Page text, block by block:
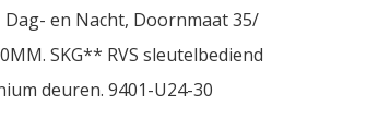
en Nacht, Doornmaat 35/
SKG** RVS sleutelbediend
deuren. 9401-U24-30